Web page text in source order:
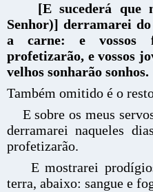
[E sucederá que
Senhor)] derramarei
a carne: e vossos
profetizarão, e vossos
velhos sonharão sonhos.
Também omitido é o
E sobre os meus
derramarei naqueles
profetizarão.
E mostrarei
terra, abaixo: sangue e